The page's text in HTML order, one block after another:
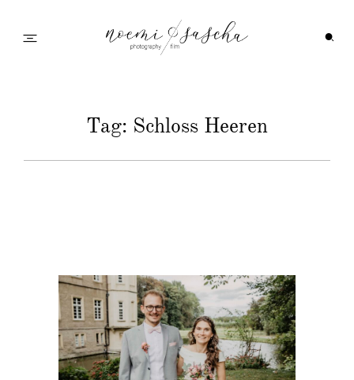
Galerie
Wedding Family
Kontakt
Tag: Schloss Heeren